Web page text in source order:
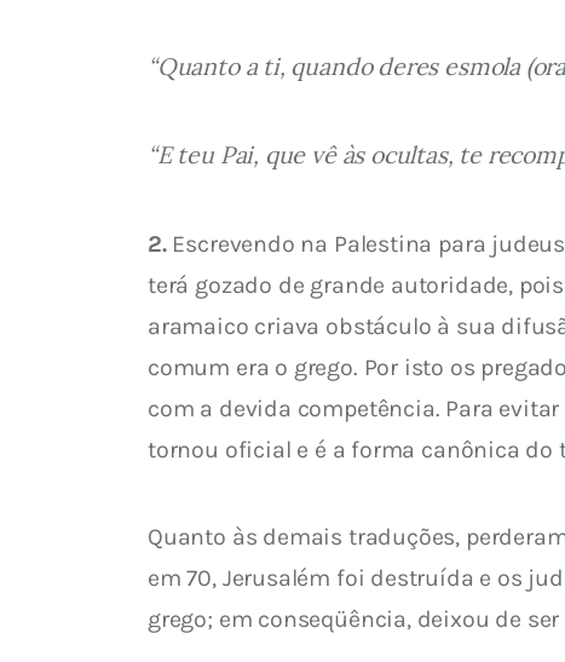
“Quanto a ti, quando deres esmola
“E teu Pai, que vê às ocultas, te
2. Escrevendo na Palestina para
terá gozado de grande autoridade,
aramaico criava obstáculo à sua
comum era o grego. Por isto os
com a devida competência. Para
tornou oficial e é a forma canônica do
Quanto às demais traduções,
em 70, Jerusalém foi destruída e os
grego; em conseqüência, deixou de